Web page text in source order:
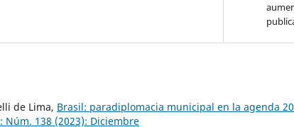
de Lima, Brasil: paradiplomacia municipal en la agenda
138 (2023): Diciembre